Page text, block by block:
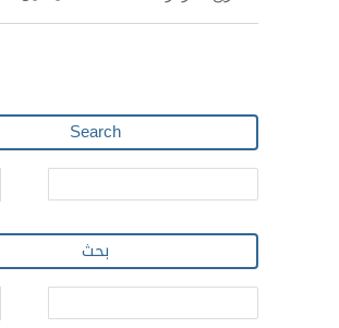
Search
بحث